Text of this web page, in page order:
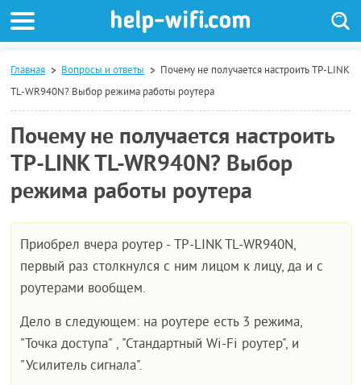
Главная Вопросы и ответы
Почему не получается настроить TP-LINK
TL-WR940N? Выбор режима работы роутера
Почему не получается настроить
TP-LINK TL-WR940N? Выбор
режима работы роутера
Приобрел вчера роутер - TP-LINK TL-WR940N,
первый раз столкнулся с ним лицом к лицу, да и с
роутерами вообщем.
Дело в следующем: на роутере есть 3 режима,
"Точка доступа" , "Стандартный Wi-Fi роутер", и
"Усилитель сигнала".